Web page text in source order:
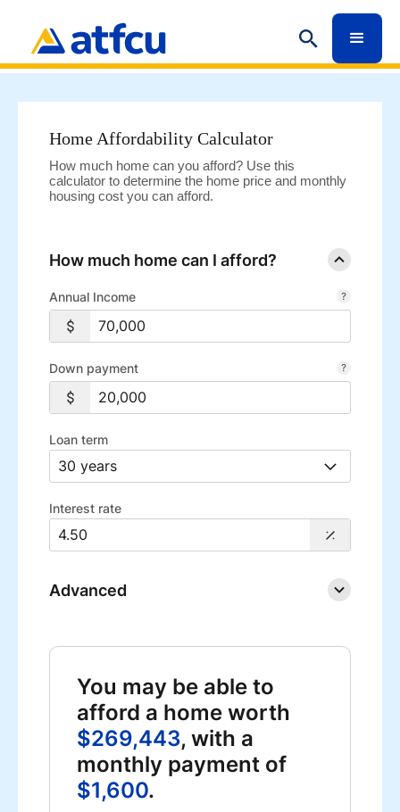
Home Affordability Calculator
How much home can you afford? Use this
calculator to determine the home price and monthly
housing cost you can afford.
How much home can I afford?
Annual Income
Down payment
Loan term
Interest rate
Advanced
You may be able to
afford a home worth
$269,443, with a
monthly payment of
$1,600.